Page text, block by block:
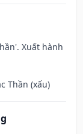
Xuất hành
Thần (xấu)